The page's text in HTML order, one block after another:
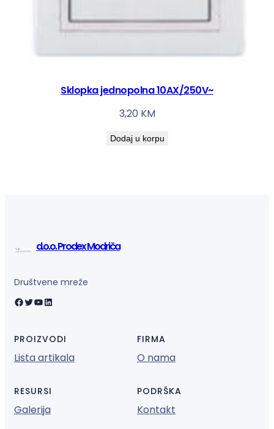
Sklopka jednopolna 10AX/250V~
3,20 KM
Dodaj u korpu
d.o.o. Prodex Modriča
Društvene mreže
Facebook Twitter YouTube LinkedIn
PROIZVODI
Lista artikala
FIRMA
O nama
RESURSI
Galerija
PODRŠKA
Kontakt